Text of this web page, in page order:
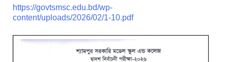
https://govtsmsc.edu.bd/wp-
content/uploads/2026/02/1-10.pdf